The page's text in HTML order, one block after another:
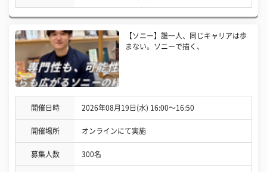
【ソニー】誰一人、同じキャリアは歩
まない。ソニーで描く、
開催日時 2026年08月19日(水) 16:00〜16:50
開催場所 オンラインにて実施
募集人数 300名